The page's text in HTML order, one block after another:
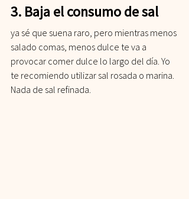
3. Baja el consumo de sal
ya sé que suena raro, pero mientras menos
salado comas, menos dulce te va a
provocar comer dulce lo largo del día. Yo
te recomiendo utilizar sal rosada o marina.
Nada de sal refinada.